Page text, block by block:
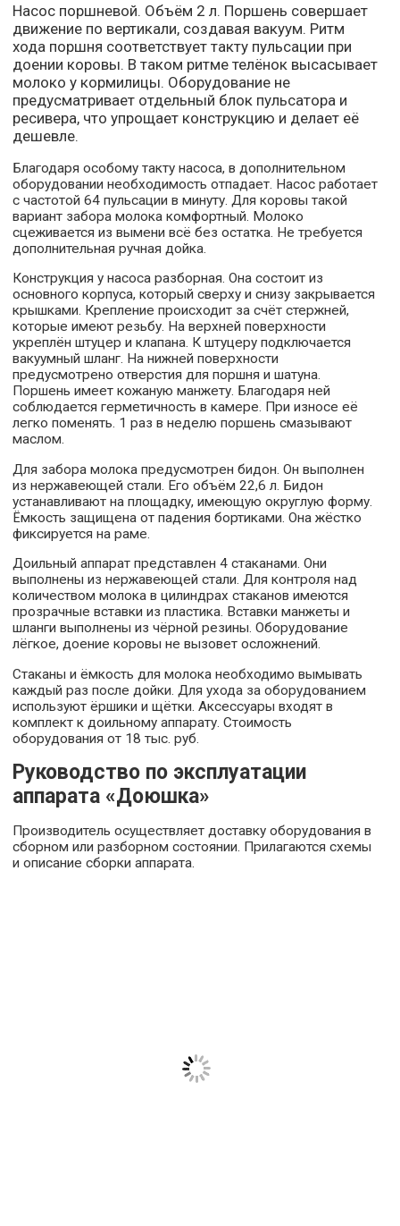
Насос поршневой. Объём 2 л. Поршень совершает
движение по вертикали, создавая вакуум. Ритм
хода поршня соответствует такту пульсации при
доении коровы. В таком ритме телёнок высасывает
молоко у кормилицы. Оборудование не
предусматривает отдельный блок пульсатора и
ресивера, что упрощает конструкцию и делает её
дешевле.
Благодаря особому такту насоса, в дополнительном
оборудовании необходимость отпадает. Насос работает
с частотой 64 пульсации в минуту. Для коровы такой
вариант забора молока комфортный. Молоко
сцеживается из вымени всё без остатка. Не требуется
дополнительная ручная дойка.
Конструкция у насоса разборная. Она состоит из
основного корпуса, который сверху и снизу закрывается
крышками. Крепление происходит за счёт стержней,
которые имеют резьбу. На верхней поверхности
укреплён штуцер и клапана. К штуцеру подключается
вакуумный шланг. На нижней поверхности
предусмотрено отверстия для поршня и шатуна.
Поршень имеет кожаную манжету. Благодаря ней
соблюдается герметичность в камере. При износе её
легко поменять. 1 раз в неделю поршень смазывают
маслом.
Для забора молока предусмотрен бидон. Он выполнен
из нержавеющей стали. Его объём 22,6 л. Бидон
устанавливают на площадку, имеющую округлую форму.
Ёмкость защищена от падения бортиками. Она жёстко
фиксируется на раме.
Доильный аппарат представлен 4 стаканами. Они
выполнены из нержавеющей стали. Для контроля над
количеством молока в цилиндрах стаканов имеются
прозрачные вставки из пластика. Вставки манжеты и
шланги выполнены из чёрной резины. Оборудование
лёгкое, доение коровы не вызовет осложнений.
Стаканы и ёмкость для молока необходимо вымывать
каждый раз после дойки. Для ухода за оборудованием
используют ёршики и щётки. Аксессуары входят в
комплект к доильному аппарату. Стоимость
оборудования от 18 тыс. руб.
Руководство по эксплуатации
аппарата «Доюшка»
Производитель осуществляет доставку оборудования в
сборном или разборном состоянии. Прилагаются схемы
и описание сборки аппарата.